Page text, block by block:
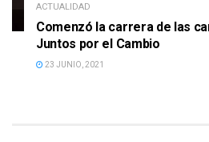
ACTUALIDAD
Comenzó la carrera de las
Juntos por el Cambio
23 JUNIO, 2021